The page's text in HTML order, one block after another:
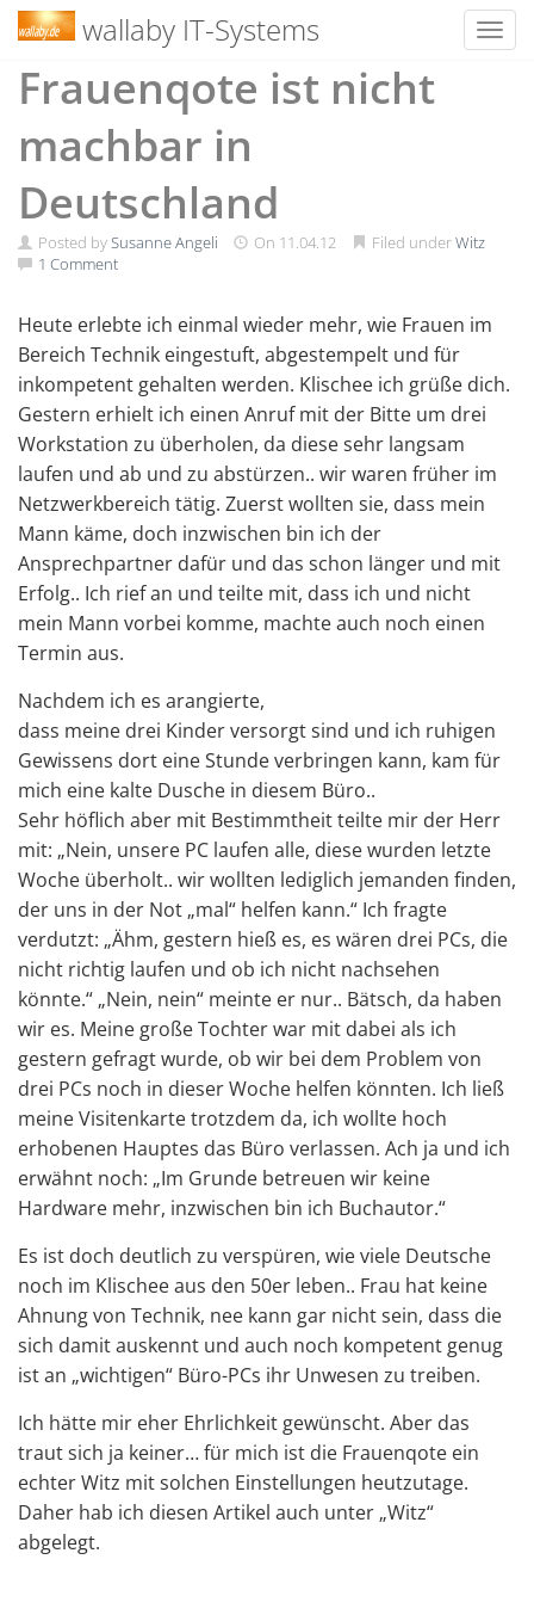
Skip
wallaby IT-Systems
Frauenqote ist nicht
machbar in
Deutschland
Posted bySusanne Angeli On 11.04.12 Filed underWitz
1 Comment
Heute erlebte ich einmal wieder mehr, wie Frauen im
Bereich Technik eingestuft, abgestempelt und für
inkompetent gehalten werden. Klischee ich grüße dich.
Gestern erhielt ich einen Anruf mit der Bitte um drei
Workstation zu überholen, da diese sehr langsam
laufen und ab und zu abstürzen.. wir waren früher im
Netzwerkbereich tätig. Zuerst wollten sie, dass mein
Mann käme, doch inzwischen bin ich der
Ansprechpartner dafür und das schon länger und mit
Erfolg.. Ich rief an und teilte mit, dass ich und nicht
mein Mann vorbei komme, machte auch noch einen
Termin aus.
Nachdem ich es arangierte,
dass meine drei Kinder versorgt sind und ich ruhigen
Gewissens dort eine Stunde verbringen kann, kam für
mich eine kalte Dusche in diesem Büro..
Sehr höflich aber mit Bestimmtheit teilte mir der Herr
mit: „Nein, unsere PC laufen alle, diese wurden letzte
Woche überholt.. wir wollten lediglich jemanden finden,
der uns in der Not „mal“ helfen kann.“ Ich fragte
verdutzt: „Ähm, gestern hieß es, es wären drei PCs, die
nicht richtig laufen und ob ich nicht nachsehen
könnte.“ „Nein, nein“ meinte er nur.. Bätsch, da haben
wir es. Meine große Tochter war mit dabei als ich
gestern gefragt wurde, ob wir bei dem Problem von
drei PCs noch in dieser Woche helfen könnten. Ich ließ
meine Visitenkarte trotzdem da, ich wollte hoch
erhobenen Hauptes das Büro verlassen. Ach ja und ich
erwähnt noch: „Im Grunde betreuen wir keine
Hardware mehr, inzwischen bin ich Buchautor.“
Es ist doch deutlich zu verspüren, wie viele Deutsche
noch im Klischee aus den 50er leben.. Frau hat keine
Ahnung von Technik, nee kann gar nicht sein, dass die
sich damit auskennt und auch noch kompetent genug
ist an „wichtigen“ Büro-PCs ihr Unwesen zu treiben.
Ich hätte mir eher Ehrlichkeit gewünscht. Aber das
traut sich ja keiner… für mich ist die Frauenqote ein
echter Witz mit solchen Einstellungen heutzutage.
Daher hab ich diesen Artikel auch unter „Witz“
abgelegt.